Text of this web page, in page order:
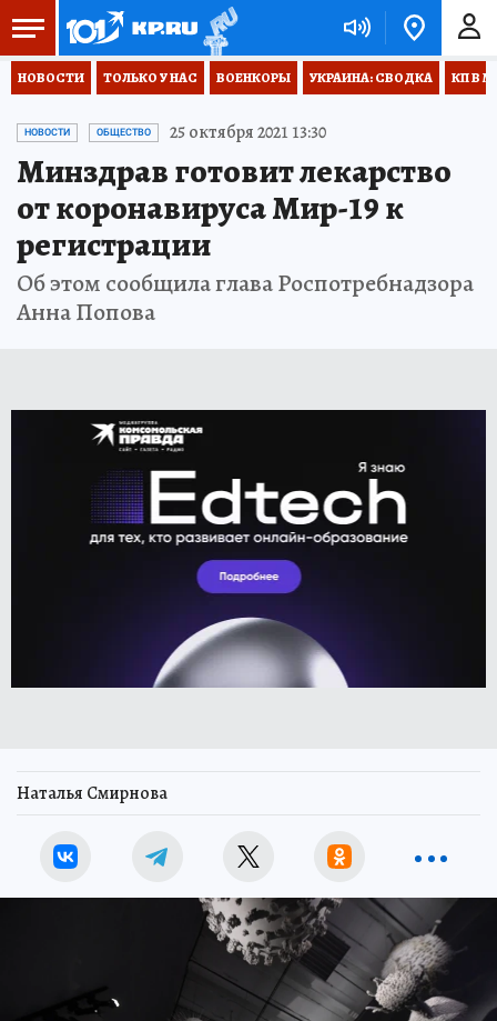
НОВОСТИ ТОЛЬКО У НАС ВОЕНКОРЫ УКРАИНА: СВОДКА КП В
НОВОСТИ ОБЩЕСТВО 25 октября 2021 13:30
Минздрав готовит лекарство
от коронавируса Мир-19 к
регистрации
Об этом сообщила глава Роспотребнадзора
Анна Попова
Наталья Смирнова